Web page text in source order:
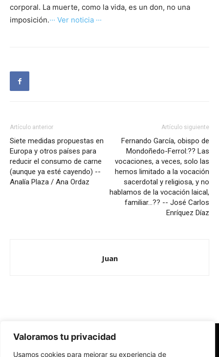
Valoramos tu privacidad
Usamos cookies para mejorar su experiencia de
corporal. La muerte, como la vida, es un don, no una
imposición.··· Ver noticia ···
Artículo anterior
Siete medidas propuestas en
Europa y otros países para
reducir el consumo de carne
(aunque ya esté cayendo) --
Analía Plaza / Ana Ordaz
Artículo siguiente
Fernando García, obispo de
Mondoñedo-Ferrol:?? Las
vocaciones, a veces, solo las
hemos limitado a la vocación
sacerdotal y religiosa, y no
hablamos de la vocación laical,
familiar…?? -- José Carlos
Enríquez Díaz
Juan
Redes Cristianas